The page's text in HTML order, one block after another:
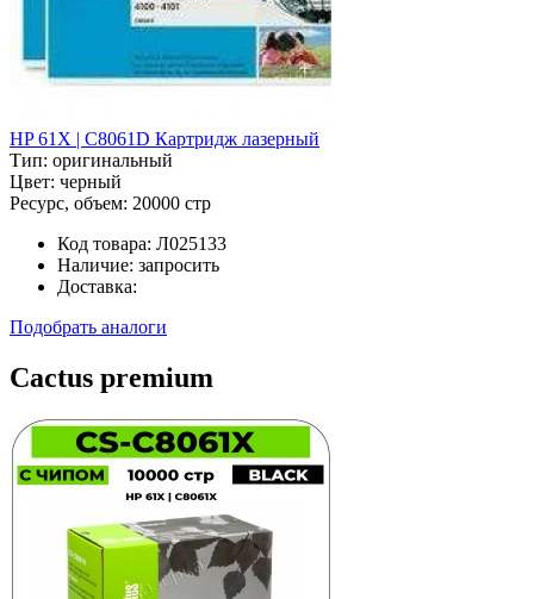
HP 61X | C8061D Картридж лазерный
Тип: оригинальный
Цвет: черный
Ресурс, объем: 20000 стр
Код товара: Л025133
Наличие: запросить
Доставка:
Подобрать аналоги
Cactus premium